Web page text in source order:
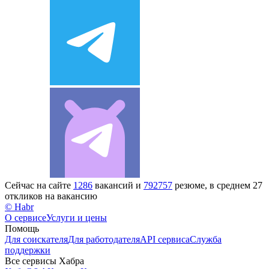
Сейчас на сайте 1286 вакансий и 792757 резюме, в среднем 27
откликов на вакансию
© Habr
О сервисеУслуги и цены
Помощь
Для соискателяДля работодателяAPI сервисаСлужба
поддержки
Все сервисы Хабра